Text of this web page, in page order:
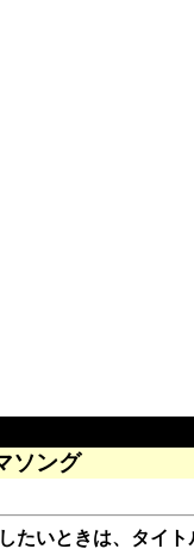
ソング
たいときは、タイ